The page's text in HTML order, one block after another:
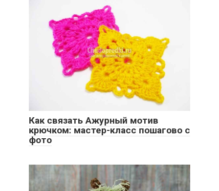
Как связать Ажурный мотив
крючком: мастер-класс пошагово с
фото